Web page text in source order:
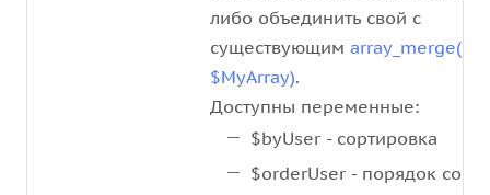
либо объединить свой с
существующим
$MyArray).
Доступны переменные:
$byUser - сортировка
$orderUser - порядок